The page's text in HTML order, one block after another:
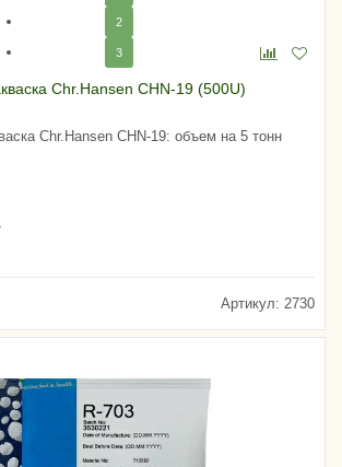
2
3
Chr.Hansen CHN-19 (500U)
Chr.Hansen CHN-19: объем на 5 тонн
Артикул: 2730